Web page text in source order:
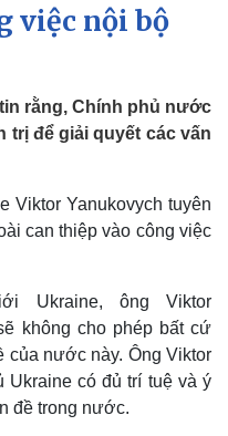
Tin 24h
Dự báo thời tiết
Việc làm
Biển đảo
việc nội bộ
rằng, Chính phủ nước
trị để giải quyết các vấn
Viktor Yanukovych tuyên
can thiệp vào công việc
Ukraine, ông Viktor
không cho phép bất cứ
của nước này. Ông Viktor
Ukraine có đủ trí tuệ và ý
đề trong nước.